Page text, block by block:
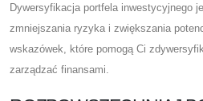
Dywersyfikacja portfela inwestycyjnego
zmniejszania ryzyka i zwiększania
wskazówek, które pomogą Ci
zarządzać finansami.